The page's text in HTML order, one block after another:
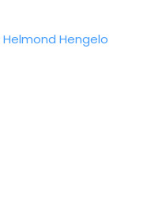
Helmond Hengelo